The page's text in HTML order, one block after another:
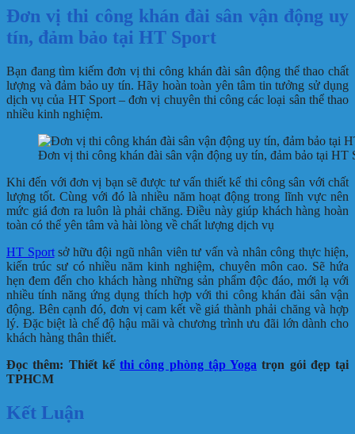
Đơn vị thi công khán đài sân vận động uy
tín, đảm bảo tại HT Sport
Bạn đang tìm kiếm đơn vị thi công khán đài sân động thể thao chất
lượng và đảm bảo uy tín. Hãy hoàn toàn yên tâm tin tưởng sử dụng
dịch vụ của HT Sport – đơn vị chuyên thi công các loại sân thể thao
nhiều kinh nghiệm.
Đơn vị thi công khán đài sân vận động uy tín, đảm bảo tại HT
Khi đến với đơn vị bạn sẽ được tư vấn thiết kế thi công sân với chất
lượng tốt. Cùng với đó là nhiều năm hoạt động trong lĩnh vực nên
mức giá đơn ra luôn là phải chăng. Điều này giúp khách hàng hoàn
toàn có thể yên tâm và hài lòng về chất lượng dịch vụ
HT Sportsở hữu đội ngũ nhân viên tư vấn và nhân công thực hiện,
kiến trúc sư có nhiều năm kinh nghiệm, chuyên môn cao. Sẽ hứa
hẹn đem đến cho khách hàng những sản phẩm độc đáo, mới lạ với
nhiều tính năng ứng dụng thích hợp với thi công khán đài sân vận
động. Bên cạnh đó, đơn vị cam kết về giá thành phải chăng và hợp
lý. Đặc biệt là chế độ hậu mãi và chương trình ưu đãi lớn dành cho
khách hàng thân thiết.
Đọc thêm: Thiết kế thi công phòng tập Yoga trọn gói đẹp tại
TPHCM
Kết Luận